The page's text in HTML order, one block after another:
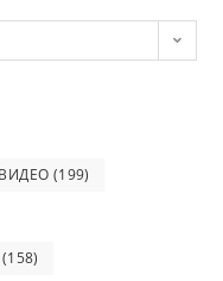
ВИДЕО (199)
(158)